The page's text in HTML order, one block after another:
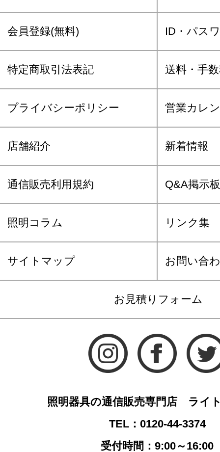
会員登録(無料) ID・パス
特定商取引法表記 送料・手
プライバシーポリシー 営業カレ
店舗紹介 新着情報
通信販売利用規約 Q&A掲示板
照明コラム リンク集
サイトマップ お問い合
お見積りフォーム
照明器具の通信販売専門店 ライ
TEL：0120-44-3374
受付時間：9:00～16:00